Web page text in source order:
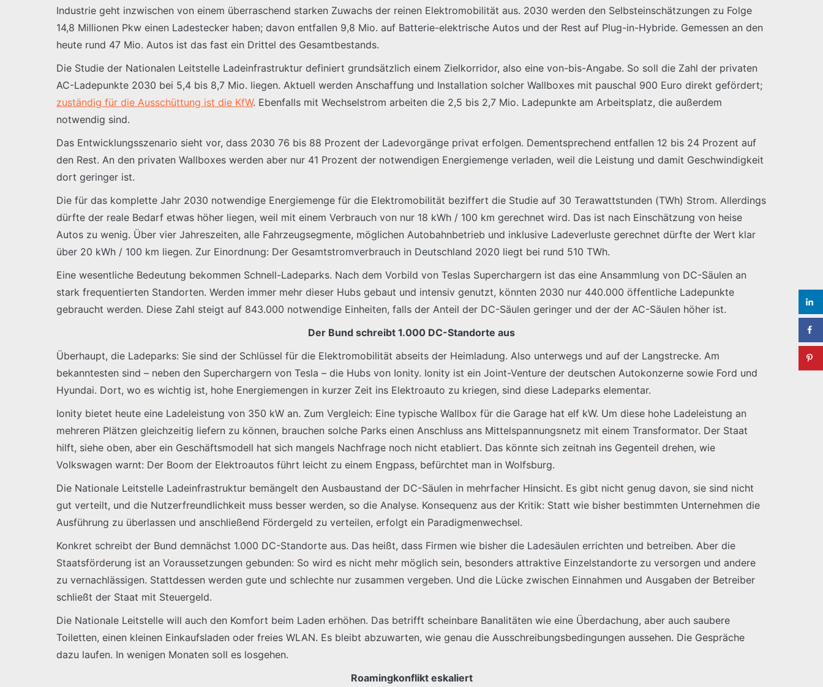
Industrie geht inzwischen von einem überraschend starken Zuwachs der reinen Elektromobilität aus. 2030 werden den Selbsteinschätzungen zu Folge
14,8 Millionen Pkw einen Ladestecker haben; davon entfallen 9,8 Mio. auf Batterie-elektrische Autos und der Rest auf Plug-in-Hybride. Gemessen an den
heute rund 47 Mio. Autos ist das fast ein Drittel des Gesamtbestands.
Die Studie der Nationalen Leitstelle Ladeinfrastruktur definiert grundsätzlich einem Zielkorridor, also eine von-bis-Angabe. So soll die Zahl der privaten
AC-Ladepunkte 2030 bei 5,4 bis 8,7 Mio. liegen. Aktuell werden Anschaffung und Installation solcher Wallboxes mit pauschal 900 Euro direkt gefördert;
zuständig für die Ausschüttung ist die KfW. Ebenfalls mit Wechselstrom arbeiten die 2,5 bis 2,7 Mio. Ladepunkte am Arbeitsplatz, die außerdem
notwendig sind.
Das Entwicklungsszenario sieht vor, dass 2030 76 bis 88 Prozent der Ladevorgänge privat erfolgen. Dementsprechend entfallen 12 bis 24 Prozent auf
den Rest. An den privaten Wallboxes werden aber nur 41 Prozent der notwendigen Energiemenge verladen, weil die Leistung und damit Geschwindigkeit
dort geringer ist.
Die für das komplette Jahr 2030 notwendige Energiemenge für die Elektromobilität beziffert die Studie auf 30 Terawattstunden (TWh) Strom. Allerdings
dürfte der reale Bedarf etwas höher liegen, weil mit einem Verbrauch von nur 18 kWh / 100 km gerechnet wird. Das ist nach Einschätzung von heise
Autos zu wenig. Über vier Jahreszeiten, alle Fahrzeugsegmente, möglichen Autobahnbetrieb und inklusive Ladeverluste gerechnet dürfte der Wert klar
über 20 kWh / 100 km liegen. Zur Einordnung: Der Gesamtstromverbrauch in Deutschland 2020 liegt bei rund 510 TWh.
Eine wesentliche Bedeutung bekommen Schnell-Ladeparks. Nach dem Vorbild von Teslas Superchargern ist das eine Ansammlung von DC-Säulen an
stark frequentierten Standorten. Werden immer mehr dieser Hubs gebaut und intensiv genutzt, könnten 2030 nur 440.000 öffentliche Ladepunkte
gebraucht werden. Diese Zahl steigt auf 843.000 notwendige Einheiten, falls der Anteil der DC-Säulen geringer und der der AC-Säulen höher ist.
Der Bund schreibt 1.000 DC-Standorte aus
Überhaupt, die Ladeparks: Sie sind der Schlüssel für die Elektromobilität abseits der Heimladung. Also unterwegs und auf der Langstrecke. Am
bekanntesten sind – neben den Superchargern von Tesla – die Hubs von Ionity. Ionity ist ein Joint-Venture der deutschen Autokonzerne sowie Ford und
Hyundai. Dort, wo es wichtig ist, hohe Energiemengen in kurzer Zeit ins Elektroauto zu kriegen, sind diese Ladeparks elementar.
Ionity bietet heute eine Ladeleistung von 350 kW an. Zum Vergleich: Eine typische Wallbox für die Garage hat elf kW. Um diese hohe Ladeleistung an
mehreren Plätzen gleichzeitig liefern zu können, brauchen solche Parks einen Anschluss ans Mittelspannungsnetz mit einem Transformator. Der Staat
hilft, siehe oben, aber ein Geschäftsmodell hat sich mangels Nachfrage noch nicht etabliert. Das könnte sich zeitnah ins Gegenteil drehen, wie
Volkswagen warnt: Der Boom der Elektroautos führt leicht zu einem Engpass, befürchtet man in Wolfsburg.
Die Nationale Leitstelle Ladeinfrastruktur bemängelt den Ausbaustand der DC-Säulen in mehrfacher Hinsicht. Es gibt nicht genug davon, sie sind nicht
gut verteilt, und die Nutzerfreundlichkeit muss besser werden, so die Analyse. Konsequenz aus der Kritik: Statt wie bisher bestimmten Unternehmen die
Ausführung zu überlassen und anschließend Fördergeld zu verteilen, erfolgt ein Paradigmenwechsel.
Konkret schreibt der Bund demnächst 1.000 DC-Standorte aus. Das heißt, dass Firmen wie bisher die Ladesäulen errichten und betreiben. Aber die
Staatsförderung ist an Voraussetzungen gebunden: So wird es nicht mehr möglich sein, besonders attraktive Einzelstandorte zu versorgen und andere
zu vernachlässigen. Stattdessen werden gute und schlechte nur zusammen vergeben. Und die Lücke zwischen Einnahmen und Ausgaben der Betreiber
schließt der Staat mit Steuergeld.
Die Nationale Leitstelle will auch den Komfort beim Laden erhöhen. Das betrifft scheinbare Banalitäten wie eine Überdachung, aber auch saubere
Toiletten, einen kleinen Einkaufsladen oder freies WLAN. Es bleibt abzuwarten, wie genau die Ausschreibungsbedingungen aussehen. Die Gespräche
dazu laufen. In wenigen Monaten soll es losgehen.
Roamingkonflikt eskaliert